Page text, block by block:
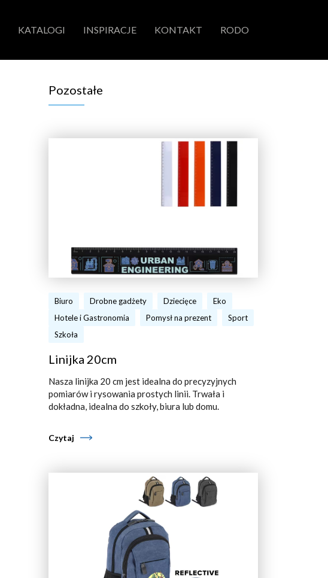
KATALOGI INSPIRACJE KONTAKT RODO
Pozostałe
Biuro Drobne gadżety Dziecięce
Eko
Hotele i Gastronomia
Pomysł na prezent
Sport
Szkoła
Linijka 20cm
Nasza linijka 20 cm jest idealna do precyzyjnych
pomiarów i rysowania prostych linii. Trwała i
dokładna, idealna do szkoły, biura lub domu.
Czytaj